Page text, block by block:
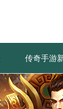
传奇手游